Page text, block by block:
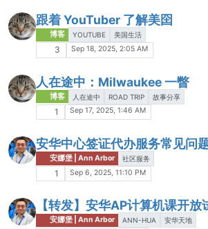
跟着 YouTuber 了解美囶
博客 YOUTUBE 美国生活
3 Sep 18, 2025, 2:05 AM
人在途中：Milwaukee 一瞥
博客 人在途中 ROAD TRIP 故事分享
1 Sep 17, 2025, 1:46 AM
安华中心签证代办服务常见问
安娜堡 | Ann Arbor 社区服务
1 Sep 6, 2025, 11:10 PM
【转发】安华AP计算机课开放
安娜堡 | Ann Arbor ANN-HUA 安华天地